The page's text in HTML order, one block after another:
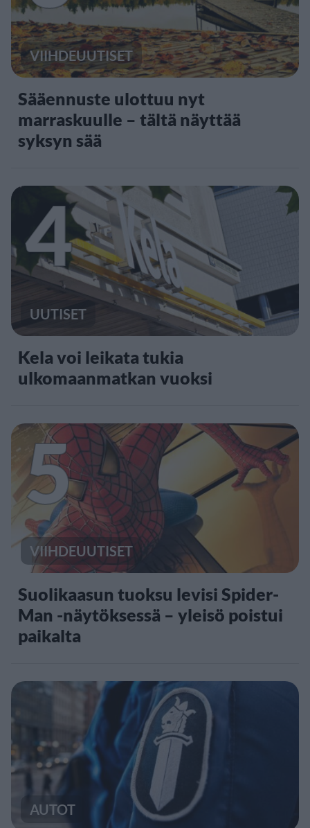
VIIHDEUUTISET
Sääennuste ulottuu nyt
marraskuulle – tältä näyttää
syksyn sää
4
UUTISET
Kela voi leikata tukia
ulkomaanmatkan vuoksi
5
VIIHDEUUTISET
Suolikaasun tuoksu levisi Spider-
Man -näytöksessä – yleisö poistui
paikalta
AUTOT